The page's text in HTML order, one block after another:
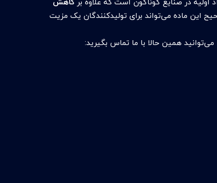
این ماده می‌تواند برای تولیدکنندگان یک مزیت
می‌توانید همین حالا با ما تماس بگیرید: